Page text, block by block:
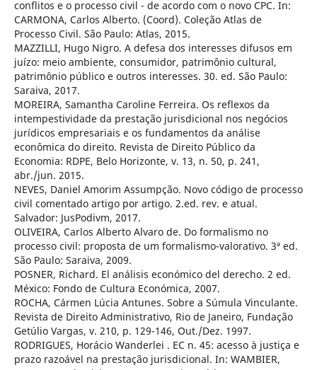
conflitos e o processo civil - de acordo com o novo CPC. In:
CARMONA, Carlos Alberto. (Coord). Coleção Atlas de
Processo Civil. São Paulo: Atlas, 2015.
MAZZILLI, Hugo Nigro. A defesa dos interesses difusos em
juízo: meio ambiente, consumidor, patrimônio cultural,
patrimônio público e outros interesses. 30. ed. São Paulo:
Saraiva, 2017.
MOREIRA, Samantha Caroline Ferreira. Os reflexos da
intempestividade da prestação jurisdicional nos negócios
jurídicos empresariais e os fundamentos da análise
econômica do direito. Revista de Direito Público da
Economia: RDPE, Belo Horizonte, v. 13, n. 50, p. 241,
abr./jun. 2015.
NEVES, Daniel Amorim Assumpção. Novo código de processo
civil comentado artigo por artigo. 2.ed. rev. e atual.
Salvador: JusPodivm, 2017.
OLIVEIRA, Carlos Alberto Alvaro de. Do formalismo no
processo civil: proposta de um formalismo-valorativo. 3ª ed.
São Paulo: Saraiva, 2009.
POSNER, Richard. El análisis económico del derecho. 2 ed.
México: Fondo de Cultura Económica, 2007.
ROCHA, Cármen Lúcia Antunes. Sobre a Súmula Vinculante.
Revista de Direito Administrativo, Rio de Janeiro, Fundação
Getúlio Vargas, v. 210, p. 129-146, Out./Dez. 1997.
RODRIGUES, Horácio Wanderlei . EC n. 45: acesso à justiça e
prazo razoável na prestação jurisdicional. In: WAMBIER,